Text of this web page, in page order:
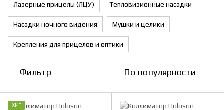
Лазерные прицелы (ЛЦУ) Тепловизионные насадки
Насадки ночного видения Мушки и целики
Крепления для прицелов и оптики
Фильтр По популярности
ХИТ